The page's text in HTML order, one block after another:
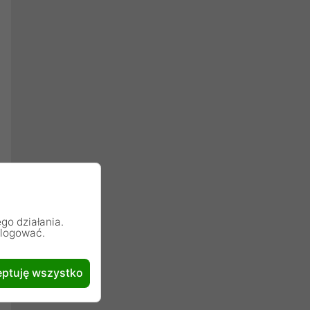
działania.
wszystko